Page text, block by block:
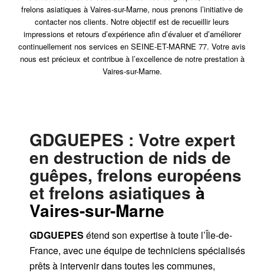
frelons asiatiques à Vaires-sur-Marne, nous prenons l’initiative de
contacter nos clients. Notre objectif est de recueillir leurs
impressions et retours d’expérience afin d’évaluer et d’améliorer
continuellement nos services en SEINE-ET-MARNE 77. Votre avis
nous est précieux et contribue à l’excellence de notre prestation à
Vaires-sur-Marne.
GDGUEPES : Votre expert
en destruction de nids de
guêpes, frelons européens
et frelons asiatiquesà
Vaires-sur-Marne
GDGUEPES étend son expertise à toute l’Île-de-
France, avec une équipe de techniciens spécialisés
prêts à intervenir dans toutes les communes,